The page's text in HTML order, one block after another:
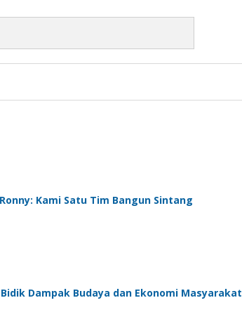
Kami Satu Tim Bangun Sintang
Dampak Budaya dan Ekonomi Masyarakat